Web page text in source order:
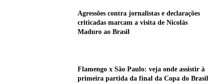
Agressões contra jornalistas e declarações
criticadas marcam a visita de Nicolás
Maduro ao Brasil
Flamengo x São Paulo: veja onde assistir à
primeira partida da final da Copa do Brasil